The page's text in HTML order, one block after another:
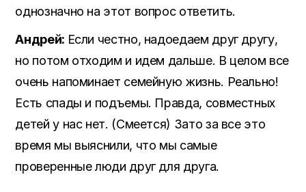
однозначно на этот вопрос ответить.
Андрей: Если честно, надоедаем друг другу,
но потом отходим и идем дальше. В целом все
очень напоминает семейную жизнь. Реально!
Есть спады и подъемы. Правда, совместных
детей у нас нет. (Смеется) Зато за все это
время мы выяснили, что мы самые
проверенные люди друг для друга.